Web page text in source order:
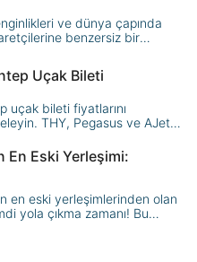
ve dünya çapında
benzersiz bir
keşfedin.
Uçak Bileti
uçak bileti fiyatlarını
THY, Pegasus ve AJet
En Eski Yerleşimi:
en eski yerleşimlerinden olan
yola çıkma zamanı! Bu